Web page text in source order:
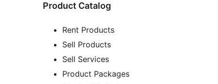
Product Catalog
Rent Products
Sell Products
Sell Services
Product Packages